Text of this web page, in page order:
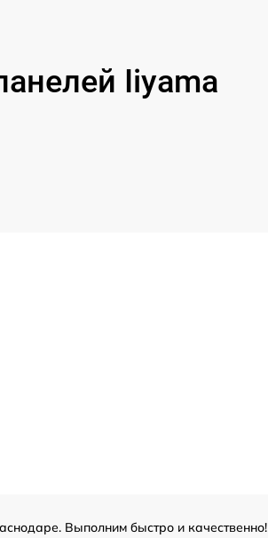
Iiyama
Выполним быстро и качественно!